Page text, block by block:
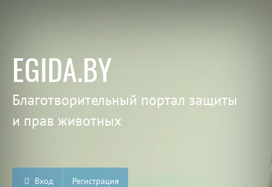
EGIDA.BY
Благотворительный портал защиты
и прав животных
Вход Регистрация